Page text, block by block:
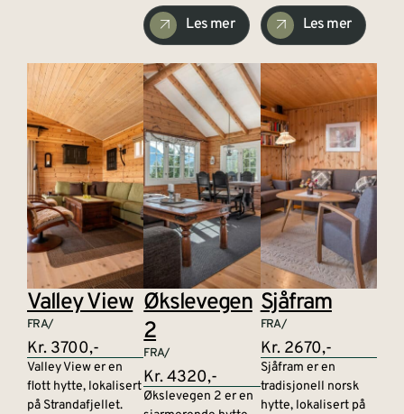
Les mer Les mer
Valley View
FRA/
Kr. 3700,-
Valley View er en
flott hytte, lokalisert
på Strandafjellet.
Økslevegen
2
FRA/
Kr. 4320,-
Økslevegen 2 er en
Sjåfram
FRA/
Kr. 2670,-
Sjåfram er en
tradisjonell norsk
hytte, lokalisert på